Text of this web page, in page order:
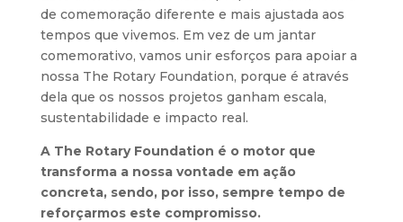
de comemoração diferente e mais ajustada aos
tempos que vivemos. Em vez de um jantar
comemorativo, vamos unir esforços para apoiar a
nossa The Rotary Foundation, porque é através
dela que os nossos projetos ganham escala,
sustentabilidade e impacto real.
A The Rotary Foundation é o motor que
transforma a nossa vontade em ação
concreta, sendo, por isso, sempre tempo de
reforçarmos este compromisso.